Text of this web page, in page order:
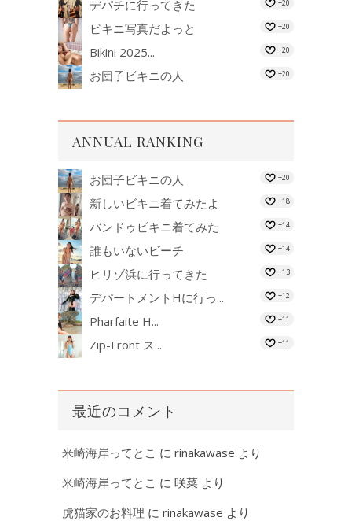
デパチに行ってきた +20
ビキニ写真だよっと +20
Bikini 2025... +20
お団子ビキニの人 +20
ANNUAL RANKING
お団子ビキニの人 +20
新しいビキニ着てみたよ +18
バンドゥビキニ着てみた +14
誰もいないビーチ +14
ヒリゾ浜に行ってきた +13
デパートメントHに行っ... +12
Pharfaite H... +11
Zip-Front ス... +11
最近のコメント
米崎海岸ってとこ に rinakawase より
米崎海岸ってとこ に 咲菜 より
虎猫家のお料理 に rinakawase より